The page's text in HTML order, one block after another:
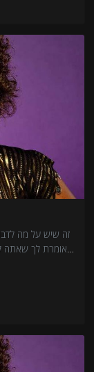
אומרת לך שאתה
להתקרב